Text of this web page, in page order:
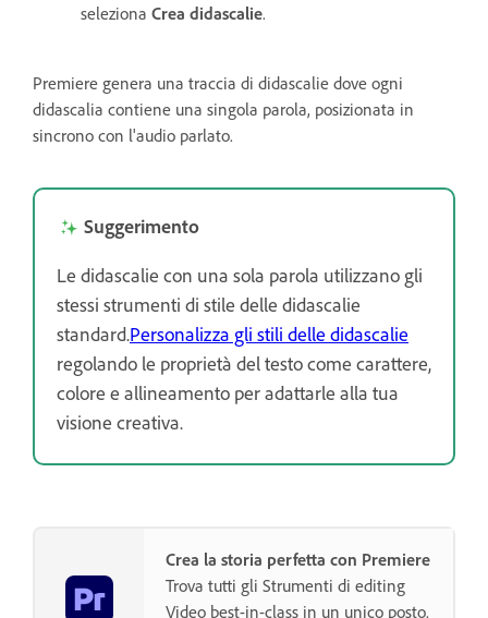
seleziona Crea didascalie.
Premiere genera una traccia di didascalie dove ogni
didascalia contiene una singola parola, posizionata in
sincrono con l'audio parlato.
Suggerimento
Le didascalie con una sola parola utilizzano gli
stessi strumenti di stile delle didascalie
standard.Personalizza gli stili delle didascalie
regolando le proprietà del testo come carattere,
colore e allineamento per adattarle alla tua
visione creativa.
Crea la storia perfetta con Premiere
Trova tutti gli Strumenti di editing
Video best-in-class in un unico posto.